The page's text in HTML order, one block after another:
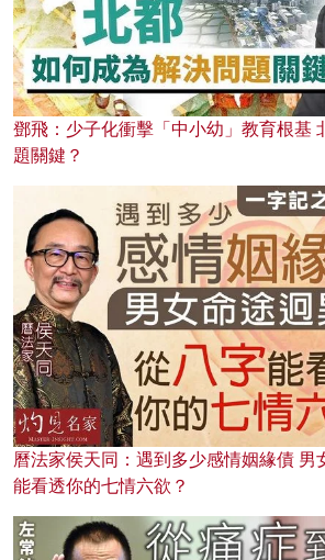
鄧飛：少子化衝擊「中小幼」教育根基
題關鍵？
曆法家侯天同：遇到多少感情姻緣債 男
能看透你的七情六欲？